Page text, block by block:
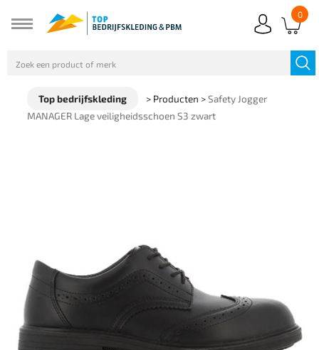
0
Top bedrijfskleding > Producten >Safety Jogger
MANAGER Lage veiligheidsschoen S3 zwart